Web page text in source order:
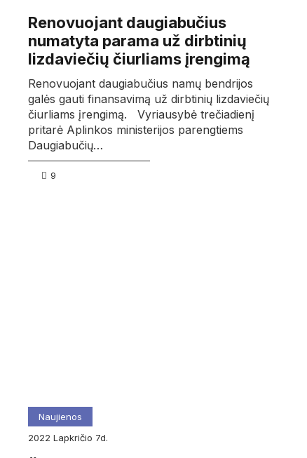
Renovuojant daugiabučius
numatyta parama už dirbtinių
lizdaviečių čiurliams įrengimą
Renovuojant daugiabučius namų bendrijos
galės gauti finansavimą už dirbtinių lizdaviečių
čiurliams įrengimą. Vyriausybė trečiadienį
pritarė Aplinkos ministerijos parengtiems
Daugiabučių…
9
Naujienos
2022
lapkričio 7d.